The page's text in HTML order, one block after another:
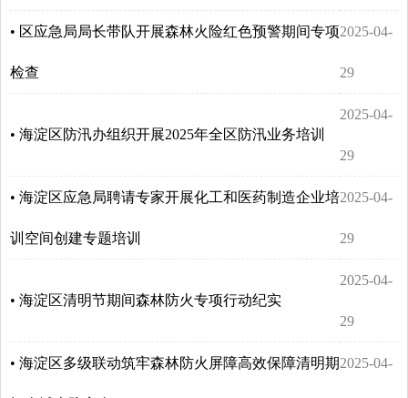
• 区应急局局长带队开展森林火险红色预警期间专项
检查
2025-04-
29
• 海淀区防汛办组织开展2025年全区防汛业务培训
2025-04-
29
• 海淀区应急局聘请专家开展化工和医药制造企业培
训空间创建专题培训
2025-04-
29
• 海淀区清明节期间森林防火专项行动纪实
2025-04-
29
• 海淀区多级联动筑牢森林防火屏障高效保障清明期2025-04-